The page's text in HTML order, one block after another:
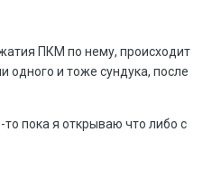
ПКМ по нему, происходит
одного и тоже сундука, после
пока я открываю что либо с